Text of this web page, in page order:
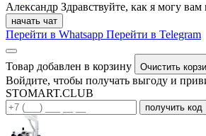
Александр Здравствуйте, как я могу вам
начать чат
Перейти в Whatsapp Перейти в Telegram
Товар добавлен в корзину Очистить
Войдите, чтобы получать выгоду и
STOMART.CLUB
получить код